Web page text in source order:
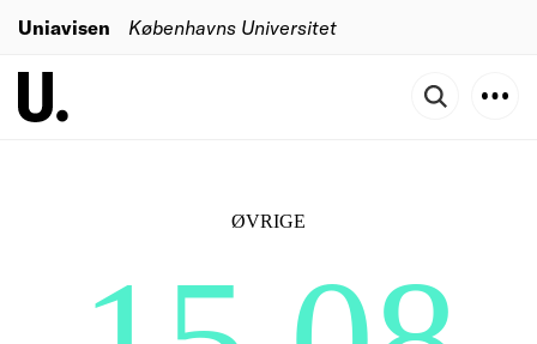
Uniavisen Københavns Universitet
ØVRIGE